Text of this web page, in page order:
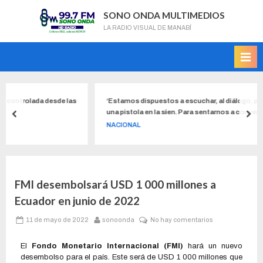
SONO ONDA MULTIMEDIOS
LA RADIO VISUAL DE MANABÍ
las
‘Estamos dispuestos a escuchar, al diálogo, pero no lo
una pistola en la sien. Para sentarnos a conversar (con la
deben deponer sus medidas de hecho’, dice Francisco
FMI desembolsará USD 1 000 millones a
Ecuador en junio de 2022
11 de mayo de 2022 sonoonda No hay comentarios
El Fondo Monetario Internacional (FMI)
hará un nuevo
desembolso para el país. Este será de USD 1 000 millones que